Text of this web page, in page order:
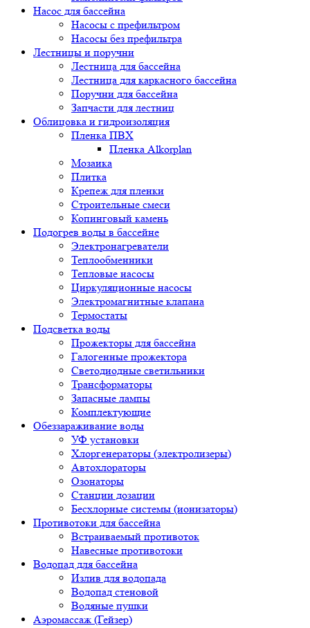
Насос для бассейна
Насосы с префильтром
Насосы без префильтра
Лестницы и поручни
Лестница для бассейна
Лестница для каркасного бассейна
Поручни для бассейна
Запчасти для лестниц
Облицовка и гидроизоляция
Пленка ПВХ
Пленка Alkorplan
Мозаика
Плитка
Крепеж для пленки
Строительные смеси
Копинговый камень
Подогрев воды в бассейне
Электронагреватели
Теплообменники
Тепловые насосы
Циркуляционные насосы
Электромагнитные клапана
Термостаты
Подсветка воды
Прожекторы для бассейна
Галогенные прожектора
Светодиодные светильники
Трансформаторы
Запасные лампы
Комплектующие
Обеззараживание воды
УФ установки
Хлоргенераторы (электролизеры)
Автохлораторы
Озонаторы
Станции дозации
Бесхлорные системы (ионизаторы)
Противотоки для бассейна
Встраиваемый противоток
Навесные противотоки
Водопад для бассейна
Излив для водопада
Водопад стеновой
Водяные пушки
Аэромассаж (Гейзер)